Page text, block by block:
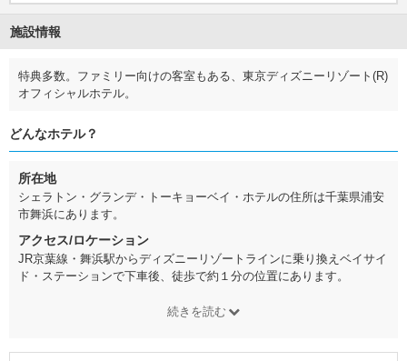
施設情報
特典多数。ファミリー向けの客室もある、東京ディズニーリゾート(R)
オフィシャルホテル。
どんなホテル？
所在地
シェラトン・グランデ・トーキョーベイ・ホテルの住所は千葉県浦安
市舞浜にあります。
アクセス/ロケーション
JR京葉線・舞浜駅からディズニーリゾートラインに乗り換えベイサイ
ド・ステーションで下車後、徒歩で約１分の位置にあります。
続きを読む